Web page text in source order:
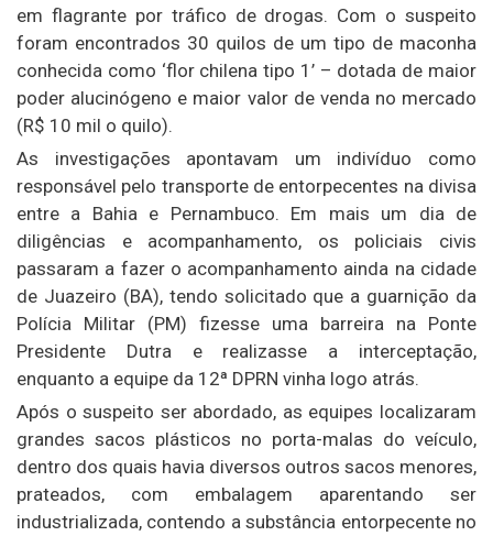
em flagrante por tráfico de drogas. Com o suspeito
foram encontrados 30 quilos de um tipo de maconha
conhecida como ‘flor chilena tipo 1’ – dotada de maior
poder alucinógeno e maior valor de venda no mercado
(R$ 10 mil o quilo).
As investigações apontavam um indivíduo como
responsável pelo transporte de entorpecentes na divisa
entre a Bahia e Pernambuco. Em mais um dia de
diligências e acompanhamento, os policiais civis
passaram a fazer o acompanhamento ainda na cidade
de Juazeiro (BA), tendo solicitado que a guarnição da
Polícia Militar (PM) fizesse uma barreira na Ponte
Presidente Dutra e realizasse a interceptação,
enquanto a equipe da 12ª DPRN vinha logo atrás.
Após o suspeito ser abordado, as equipes localizaram
grandes sacos plásticos no porta-malas do veículo,
dentro dos quais havia diversos outros sacos menores,
prateados, com embalagem aparentando ser
industrializada, contendo a substância entorpecente no